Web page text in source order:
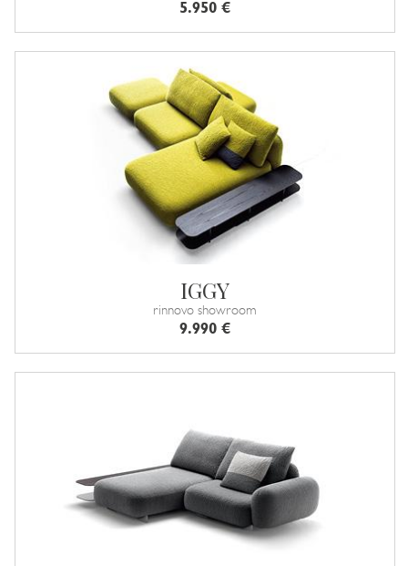
5.950 €
IGGY
rinnovo showroom
9.990 €